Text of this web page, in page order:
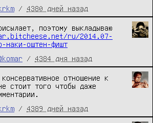
/ 4380 дней назад
поэтому выкладываю
ru/2014.07-
наки-оштен-фишт
/ 4384 дня назад
отношение к
стоит того чтобы даже
/ 4389 дней назад